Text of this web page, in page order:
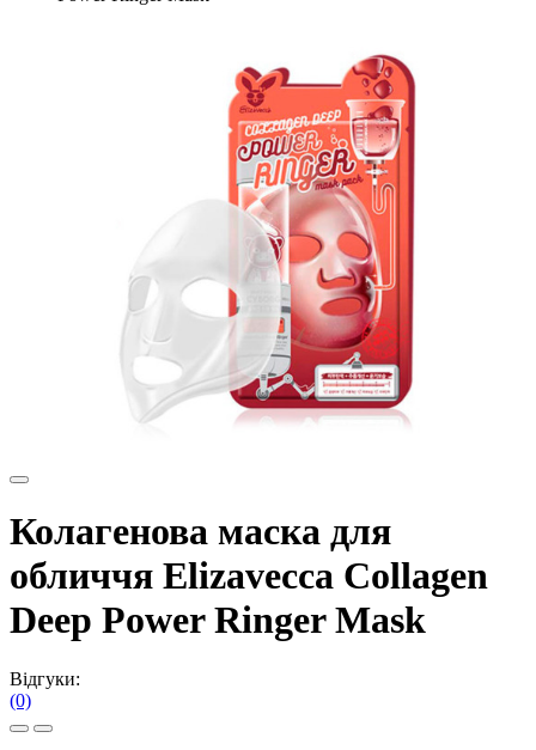
Колагенова маска для
обличчя Elizavecca Collagen
Deep Power Ringer Mask
Відгуки:
(0)